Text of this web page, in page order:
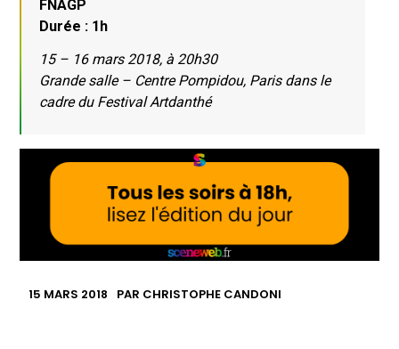
FNAGP
Durée : 1h
15 – 16 mars 2018, à 20h30
Grande salle – Centre Pompidou, Paris dans le
cadre du Festival Artdanthé
15 MARS 2018 PAR CHRISTOPHE CANDONI